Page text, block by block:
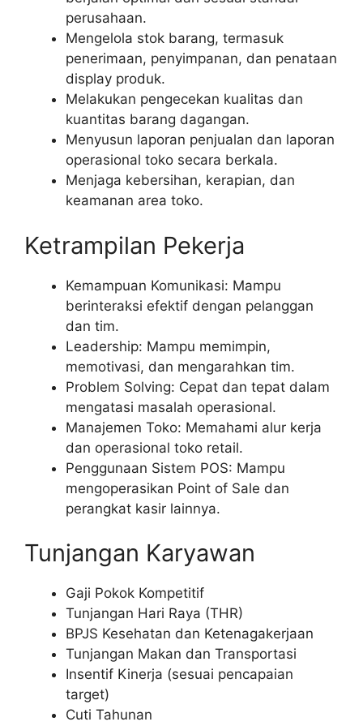
perusahaan.
Mengelola stok barang, termasuk
penerimaan, penyimpanan, dan penataan
display produk.
Melakukan pengecekan kualitas dan
kuantitas barang dagangan.
Menyusun laporan penjualan dan laporan
operasional toko secara berkala.
Menjaga kebersihan, kerapian, dan
keamanan area toko.
Ketrampilan Pekerja
Kemampuan Komunikasi: Mampu
berinteraksi efektif dengan pelanggan
dan tim.
Leadership: Mampu memimpin,
memotivasi, dan mengarahkan tim.
Problem Solving: Cepat dan tepat dalam
mengatasi masalah operasional.
Manajemen Toko: Memahami alur kerja
dan operasional toko retail.
Penggunaan Sistem POS: Mampu
mengoperasikan Point of Sale dan
perangkat kasir lainnya.
Tunjangan Karyawan
Gaji Pokok Kompetitif
Tunjangan Hari Raya (THR)
BPJS Kesehatan dan Ketenagakerjaan
Tunjangan Makan dan Transportasi
Insentif Kinerja (sesuai pencapaian
target)
Cuti Tahunan